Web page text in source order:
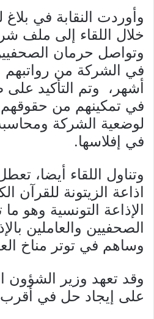
وأوردت النقابة في بلاغ
خلال اللقاء إلى ملف
وتواصل حرمان
في الشركة من رواتبهم
أشهر، وتم التأكيد
في تمكينهم من حقوقهم
لوضعية الشركة
في إفلاسها.
وتناول اللقاء أيضا،
اذاعة الزيتونة للقرآن
الإذاعة التونسية وهو
الصحفيين والعاملين
وساهم في توتر مناخ
وقد تعهد وزير الشؤون
على إيجاد حل في أقرب